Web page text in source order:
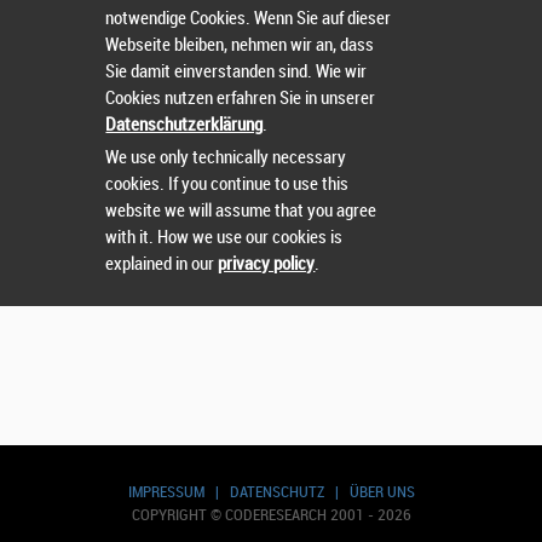
IMPRESSUM| DATENSCHUTZ| ÜBER UNS
COPYRIGHT © CODERESEARCH 2001 - 2026
Wählen Sie einen Wettbewerb.
notwendige Cookies. Wenn Sie auf dieser
Webseite bleiben, nehmen wir an, dass
Sie damit einverstanden sind. Wie wir
Cookies nutzen erfahren Sie in unserer
Datenschutzerklärung.
We use only technically necessary
cookies. If you continue to use this
website we will assume that you agree
with it. How we use our cookies is
explained in ourprivacy policy.